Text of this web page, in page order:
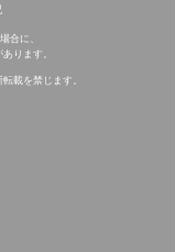
合に、
ります。
載を禁じます。